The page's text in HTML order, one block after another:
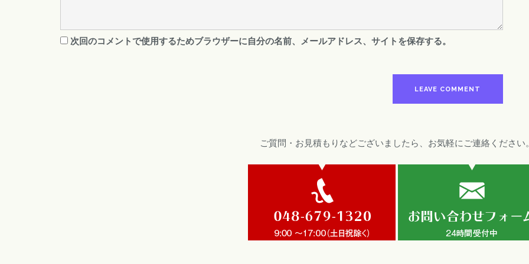
次回のコメントで使用するためブラウザーに自分の名前、メールアドレス、サイトを保存する。
ご質問・お見積もりなどございましたら、お気軽にご連絡ください